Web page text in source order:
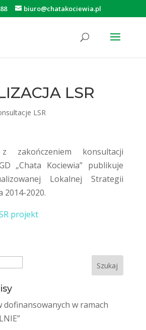
biuro@chatakociewia.pl
LSR
LSR
zakończeniem konsultacji
„Chata Kociewia” publikuje
Lokalnej Strategii
2014-2020.
projekt
w ramach